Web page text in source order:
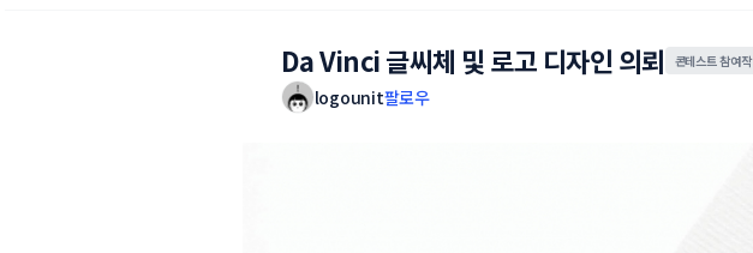
Da Vinci 글씨체 및 로고 디자인 의뢰 콘테스트 참여작
logounit팔로우